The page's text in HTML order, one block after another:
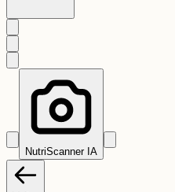
NutriScanner IA